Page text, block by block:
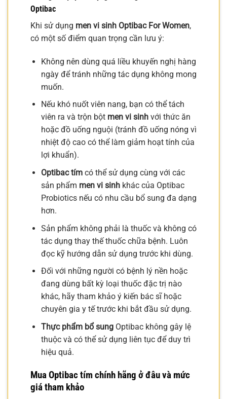
Optibac
Khi sử dụng men vi sinh Optibac For Women,
có một số điểm quan trọng cần lưu ý:
Không nên dùng quá liều khuyến nghị hàng
ngày để tránh những tác dụng không mong
muốn.
Nếu khó nuốt viên nang, bạn có thể tách
viên ra và trộn bột men vi sinhvới thức ăn
hoặc đồ uống nguội (tránh đồ uống nóng vì
nhiệt độ cao có thể làm giảm hoạt tính của
lợi khuẩn).
Optibac tímcó thể sử dụng cùng với các
sản phẩm men vi sinhkhác của Optibac
Probiotics nếu có nhu cầu bổ sung đa dạng
hơn.
Sản phẩm không phải là thuốc và không có
tác dụng thay thế thuốc chữa bệnh. Luôn
đọc kỹ hướng dẫn sử dụng trước khi dùng.
Đối với những người có bệnh lý nền hoặc
đang dùng bất kỳ loại thuốc đặc trị nào
khác, hãy tham khảo ý kiến bác sĩ hoặc
chuyên gia y tế trước khi bắt đầu sử dụng.
Thực phẩm bổ sungOptibac không gây lệ
thuộc và có thể sử dụng liên tục để duy trì
hiệu quả.
Mua Optibac tím chính hãng ở đâu và mức
giá tham khảo